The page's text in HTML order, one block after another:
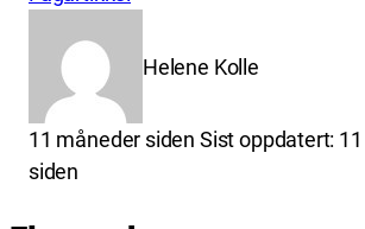
Helene Kolle
Lagt
ut
11 måneder siden Sist oppdatert:
siden